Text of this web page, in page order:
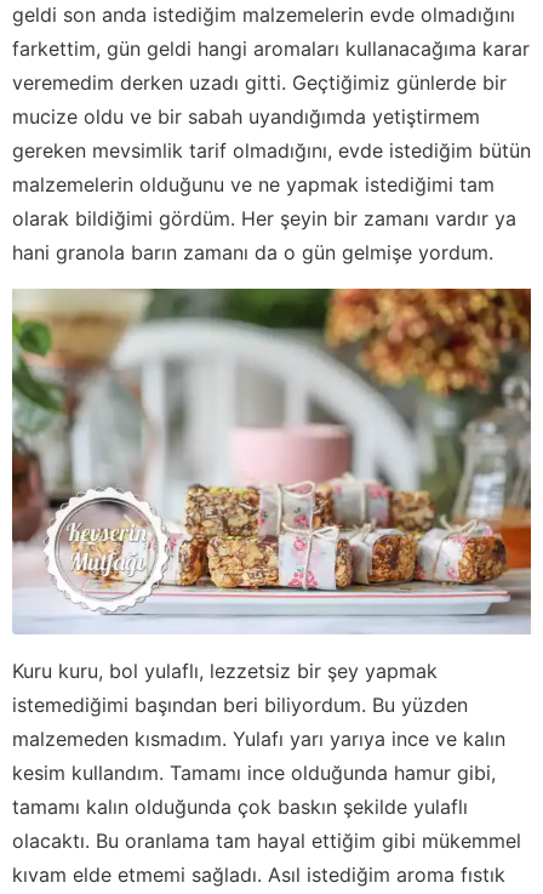
geldi son anda istediğim malzemelerin evde olmadığını
farkettim, gün geldi hangi aromaları kullanacağıma karar
veremedim derken uzadı gitti. Geçtiğimiz günlerde bir
mucize oldu ve bir sabah uyandığımda yetiştirmem
gereken mevsimlik tarif olmadığını, evde istediğim bütün
malzemelerin olduğunu ve ne yapmak istediğimi tam
olarak bildiğimi gördüm. Her şeyin bir zamanı vardır ya
hani granola barın zamanı da o gün gelmişe yordum.
Kuru kuru, bol yulaflı, lezzetsiz bir şey yapmak
istemediğimi başından beri biliyordum. Bu yüzden
malzemeden kısmadım. Yulafı yarı yarıya ince ve kalın
kesim kullandım. Tamamı ince olduğunda hamur gibi,
tamamı kalın olduğunda çok baskın şekilde yulaflı
olacaktı. Bu oranlama tam hayal ettiğim gibi mükemmel
kıvam elde etmemi sağladı. Asıl istediğim aroma fıstık